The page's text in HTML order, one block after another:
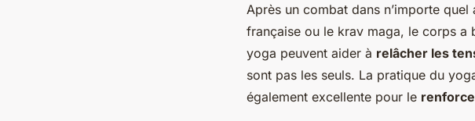
Après un combat dans n’importe
française ou le krav maga, le corps a
yoga peuvent aider à relâcher les
sont pas les seuls. La pratique du
également excellente pour le